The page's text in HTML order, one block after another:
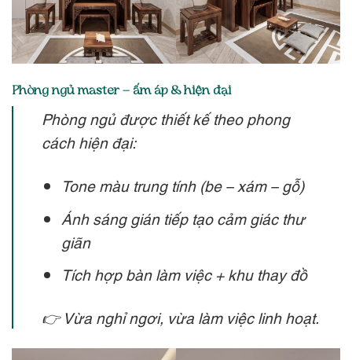
Phòng ngủ master – ấm áp & hiện đại
Phòng ngủ được thiết kế theo phong
cách hiện đại:
Tone màu trung tính (be – xám – gỗ)
Ánh sáng gián tiếp tạo cảm giác thư
giãn
Tích hợp bàn làm việc + khu thay đồ
👉 Vừa nghỉ ngơi, vừa làm việc linh hoạt.